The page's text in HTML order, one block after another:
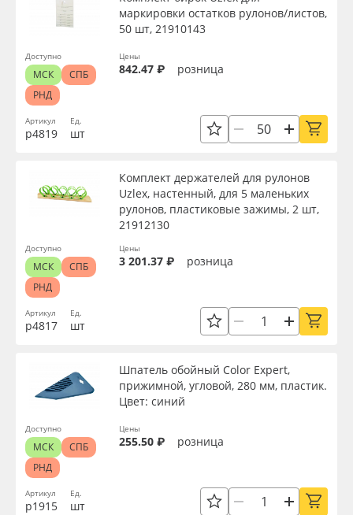
Артикул
р4819
маркировки остатков рулонов/листов,
50 шт, 21910143
Ед.
шт
Цены
842.47 ₽ розница
Доступно
МСК
СПБ
РНД
Артикул
р4817
Комплект держателей для рулонов
Uzlex, настенный, для 5 маленьких
рулонов, пластиковые зажимы, 2 шт,
21912130
Ед.
шт
Цены
3 201.37 ₽ розница
Доступно
МСК
СПБ
РНД
Артикул
р1915
Шпатель обойный Color Expert,
прижимной, угловой, 280 мм, пластик.
Цвет: синий
Ед.
шт
Цены
255.50 ₽ розница
Доступно
МСК
СПБ
РНД